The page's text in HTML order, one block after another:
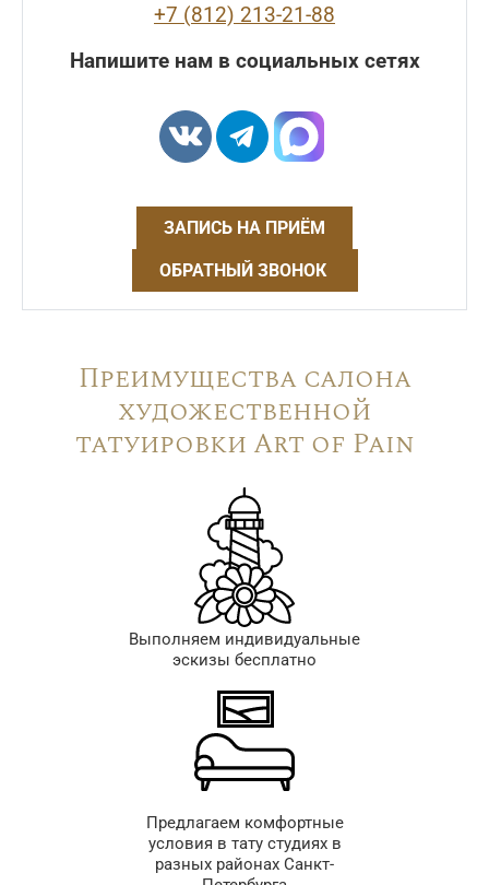
+7 (812) 213-21-88
Напишите нам в социальных сетях
ЗАПИСЬ НА ПРИЁМ
ОБРАТНЫЙ ЗВОНОК
Преимущества салона
художественной
татуировки Art of Pain
Выполняем индивидуальные
эскизы бесплатно
Предлагаем комфортные
условия в тату студиях в
разных районах Санкт-